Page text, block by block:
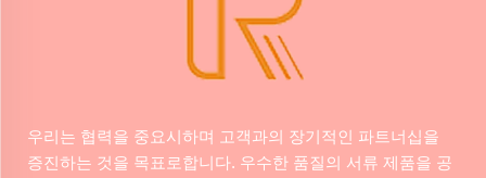
우리는 협력을 중요시하며 고객과의 장기적인 파트너십을
증진하는 것을 목표로합니다. 우수한 품질의 서류 제품을 공